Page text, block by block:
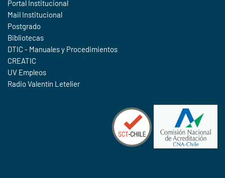
Portal Institucional
Mail Institucional
Postgrado
Bibliotecas
DTIC - Manuales y Procedimientos
CREATIC
UV Empleos
Radio Valentín Letelier